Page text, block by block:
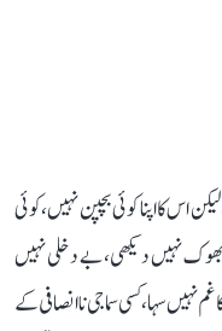
اس کا اپنا کوئی بچپن نہیں، کوئی
نہیں دیکھی، بے دخلی نہیں
نہیں سہا، کسی سماجی ناانصافی کے